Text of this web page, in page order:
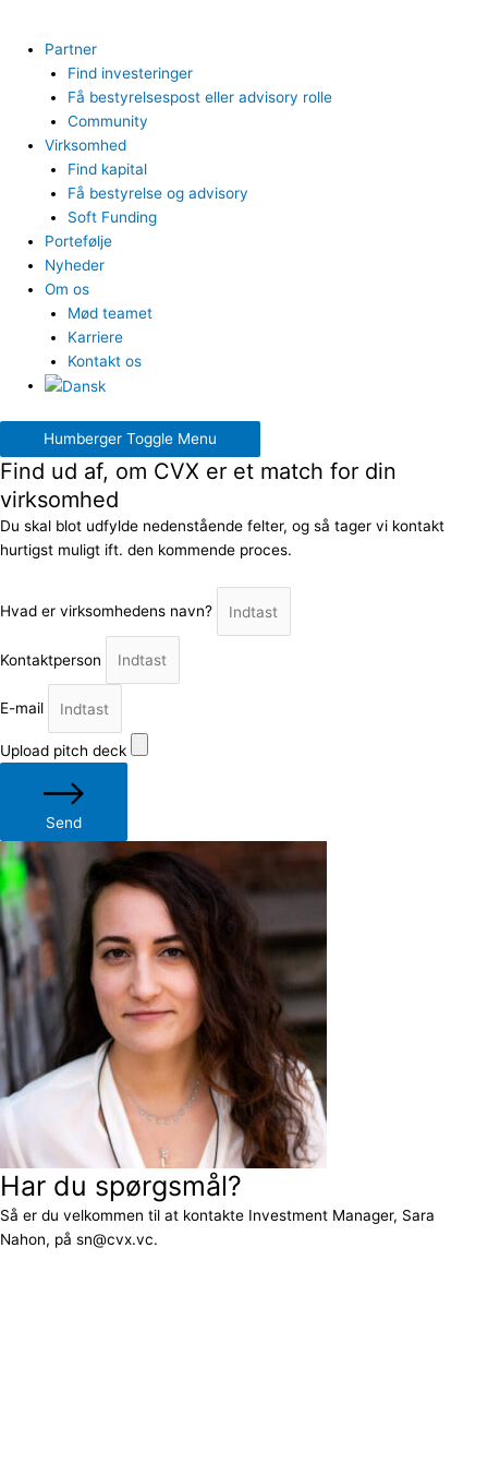
Partner
Find investeringer
Få bestyrelsespost eller advisory rolle
Community
Virksomhed
Find kapital
Få bestyrelse og advisory
Soft Funding
Portefølje
Nyheder
Om os
Mød teamet
Karriere
Kontakt os
Humberger Toggle Menu
Find ud af, om CVX er et match for din
virksomhed
Du skal blot udfylde nedenstående felter, og så tager vi kontakt
hurtigst muligt ift. den kommende proces.
Hvad er virksomhedens navn?
Kontaktperson
E-mail
Upload pitch deck
Send
Har du spørgsmål?
Så er du velkommen til at kontakte Investment Manager, Sara
Nahon, på sn@cvx.vc.